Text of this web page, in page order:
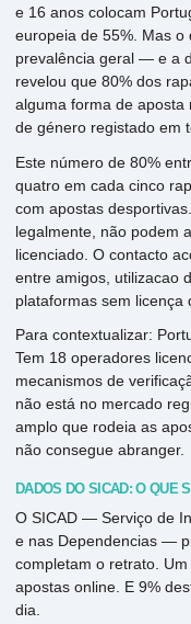
e 16 anos colocam
europeia de 55%. Mas o
prevalência geral — e a
revelou que 80% dos
alguma forma de aposta
de género registado em
Este número de 80%
quatro em cada cinco
com apostas
legalmente, não podem
licenciado. O contacto
entre amigos, utilizacao
plataformas sem licença
Para contextualizar:
Tem 18 operadores
mecanismos de
não está no mercado
amplo que rodeia as
não consegue abranger.
DADOS DO SICAD: O QUE
O SICAD — Serviço de
e nas Dependencias —
completam o retrato.
apostas online. E 9%
dia.